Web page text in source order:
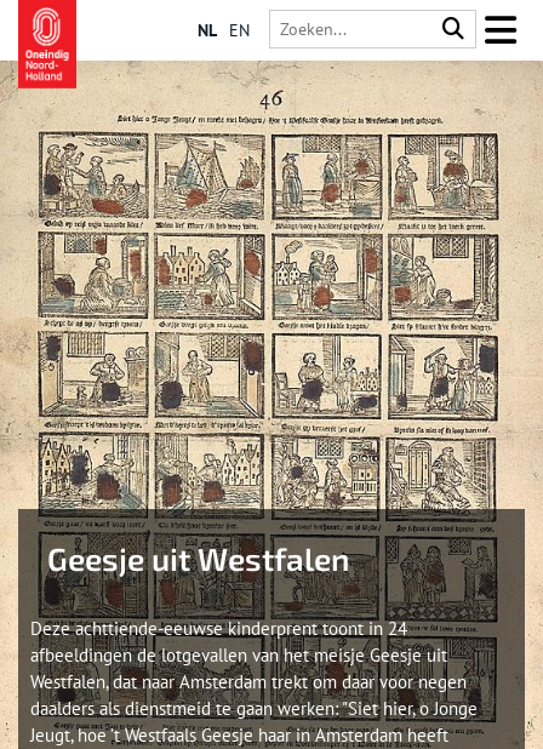
NL EN
Geesje uit Westfalen
Deze achttiende-eeuwse kinderprent toont in 24
afbeeldingen de lotgevallen van het meisje Geesje uit
Westfalen, dat naar Amsterdam trekt om daar voor negen
daalders als dienstmeid te gaan werken: "Siet hier, o Jonge
Jeugt, hoe ’t Westfaals Geesje haar in Amsterdam heeft